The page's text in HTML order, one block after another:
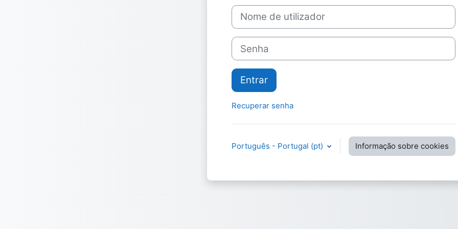
Nome de utilizador
Senha
Entrar
Recuperar senha
Português - Portugal ‎(pt)‎ Informação sobre cookies